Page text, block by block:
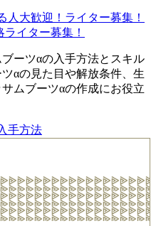
人大歓迎！ライター募集！
イター募集！
ーツαの入手方法とスキル
αの見た目や解放条件、生
ムブーツαの作成にお役立
手方法